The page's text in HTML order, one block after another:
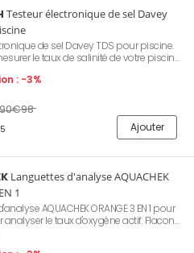
Testeur électronique de sel Davey
de sel Davey TDS pour piscine.
le taux de salinité de votre piscine.
lecture instantanée de la valeur.
d'étalonnage ainsi qu'une pile. Livré
: -3%
90€98
Ajouter
Languettes d'analyse AQUACHEK
1
AQUACHEK ORANGE 3 EN 1 pour
le taux d'oxygène actif. Flacon
de test.